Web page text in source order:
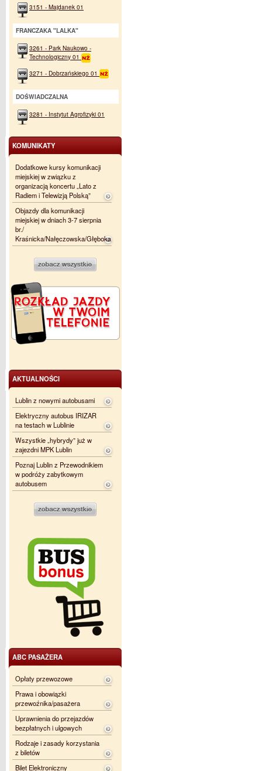
3151 - Majdanek 01
FRANCZAKA "LALKA"
3261 - Park Naukowo -
Technologiczny 01
3271 - Dobrzańskiego 01
DOŚWIADCZALNA
3281 - Instytut Agrofizyki 01
KOMUNIKATY
Dodatkowe kursy komunikacji
miejskiej w związku z
organizacją koncertu „Lato z
Radiem i Telewizją Polską”
Objazdy dla komunikacji
miejskiej w dniach 3-7 sierpnia
br./
Kraśnicka/Nałęczowska/Głęboka
AKTUALNOŚCI
Lublin z nowymi autobusami
Elektryczny autobus IRIZAR
na testach w Lublinie
Wszystkie „hybrydy” już w
zajezdni MPK Lublin
Poznaj Lublin z Przewodnikiem
w podróży zabytkowym
autobusem
ABC PASAŻERA
Opłaty przewozowe
Prawa i obowiązki
przewoźnika/pasażera
Uprawnienia do przejazdów
bezpłatnych i ulgowych
Rodzaje i zasady korzystania
z biletów
Bilet Elektroniczny